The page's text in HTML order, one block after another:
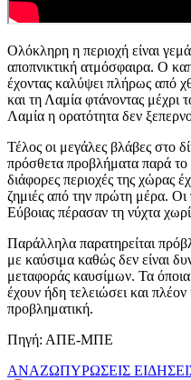
Ολόκληρη η περιοχή είναι
αποπνικτική ατμόσφαιρα. Ο
έχοντας καλύψει πλήρως από
και τη Λαμία φτάνοντας μέχρι
Λαμία η ορατότητα δεν
Τέλος οι μεγάλες βλάβες στο
πρόσθετα προβλήματα παρά το
διάφορες περιοχές της χώρας
ζημιές από την πρώτη μέρα. Οι
Εύβοιας πέρασαν τη νύχτα
Παράλληλα παρατηρείται
με καύσιμα καθώς δεν είναι
μεταφοράς καυσίμων. Τα
έχουν ήδη τελειώσει και
προβληματική.
Πηγή: ΑΠΕ-ΜΠΕ
ΑΝΑΖΩΠΥΡΩΣΕΙΣ